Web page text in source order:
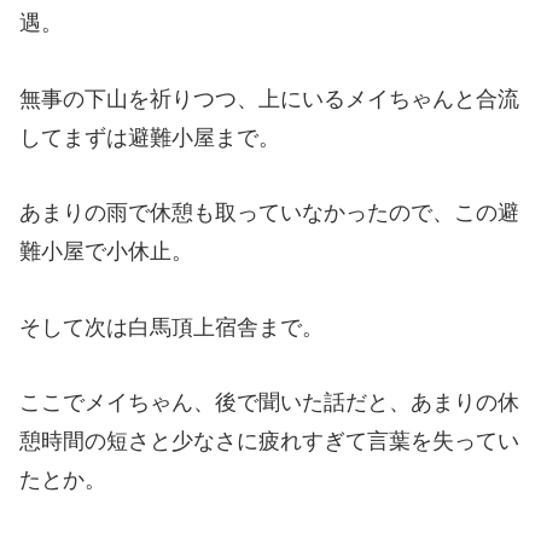
遇。
無事の下山を祈りつつ、上にいるメイちゃんと合流
してまずは避難小屋まで。
あまりの雨で休憩も取っていなかったので、この避
難小屋で小休止。
そして次は白馬頂上宿舎まで。
ここでメイちゃん、後で聞いた話だと、あまりの休
憩時間の短さと少なさに疲れすぎて言葉を失ってい
たとか。